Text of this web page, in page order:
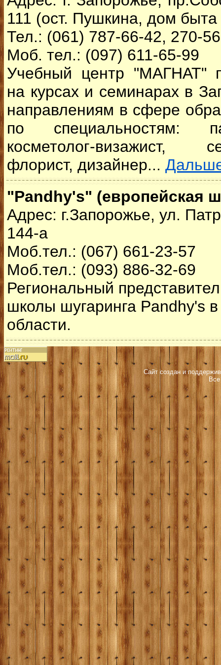
111 (ост. Пушкина, дом
Тел.: (061) 787-66-42, 270-
Моб. тел.: (097) 611-65-99
Учебный центр "МАГНАТ"
на курсах и семинарах в
направлениям в сфере
по специальностям:
косметолог-визажист,
флорист, дизайнер...
"Pandhy's" (европейская
Адрес: г.Запорожье, ул.
144-а
Моб.тел.: (067) 661-23-57
Моб.тел.: (093) 886-32-69
Региональный
школы шугаринга Pandhy's
области.
Сайт создан и